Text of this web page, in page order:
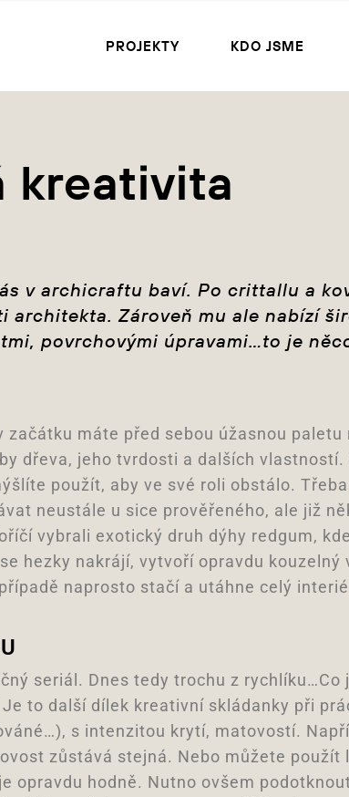
PROJEKTY KDO JSME
kreativita
v archicraftu baví. Po crittallu a
architekta. Zároveň mu ale nabízí
povrchovými úpravami…to je
máte před sebou úžasnou
dřeva, jeho tvrdosti a dalších
použít, aby ve své roli obstálo.
neustále u sice prověřeného, ale již
vybrali exotický druh dýhy redgum,
hezky nakrájí, vytvoří opravdu
naprosto stačí a utáhne celý
seriál. Dnes tedy trochu z
to další dílek kreativní skládanky při
s intenzitou krytí, matovostí.
zůstává stejná. Nebo můžete použít
opravdu hodně. Nutno ovšem